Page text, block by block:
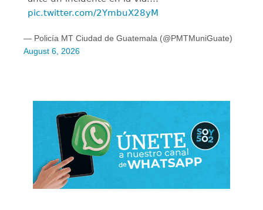
pic.twitter.com/2YmbuX28yM
— Policía MT Ciudad de Guatemala (@PMTMuniGuate)
August 6, 2026